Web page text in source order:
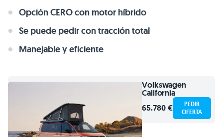
Opción CERO con motor híbrido
Se puede pedir con tracción total
Manejable y eficiente
Volkswagen
California
65.780 €
PEDIR
OFERTA